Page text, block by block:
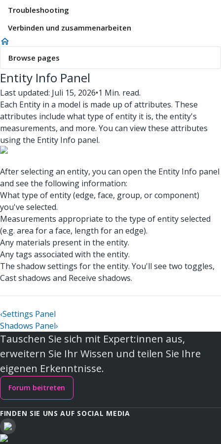
Troubleshooting
Verbinden und zusammenarbeiten
Browse pages
Entity Info Panel
Last updated: Juli 15, 2026•1 Min. read.
Each Entity in a model is made up of attributes. These
attributes include what type of entity it is, the entity's
measurements, and more. You can view these attributes
using the Entity Info panel.
After selecting an entity, you can open the Entity Info panel
and see the following information:
What type of entity (edge, face, group, or component)
you've selected.
Measurements appropriate to the type of entity selected
(e.g. area for a face, length for an edge).
Any materials present in the entity.
Any tags associated with the entity.
The shadow settings for the entity. You'll see two toggles,
Cast shadows and Receive shadows.
‹Settings Panel
Shadows Panel›
Tauschen Sie sich mit Expert:innen aus,
erweitern Sie Ihr Wissen und teilen Sie Ihre
eigenen Erkenntnisse.
Forum beitreten
FINDEN SIE UNS AUF SOCIAL MEDIA